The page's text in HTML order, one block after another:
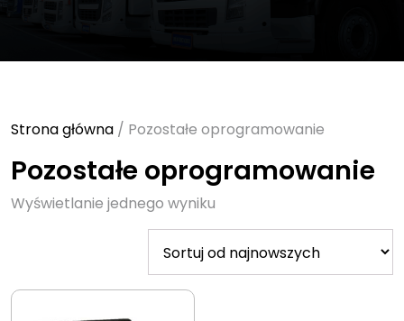
Strona główna / Pozostałe oprogramowanie
Pozostałe oprogramowanie
Wyświetlanie jednego wyniku